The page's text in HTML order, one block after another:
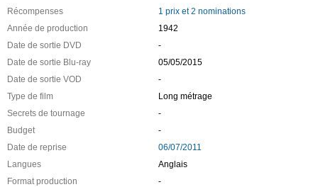
Récompenses
1 prix et 2 nominations
Année de production
1942
Date de sortie DVD
-
Date de sortie Blu-ray
05/05/2015
Date de sortie VOD
-
Type de film
Long métrage
Secrets de tournage
-
Budget
-
Date de reprise
06/07/2011
Langues
Anglais
Format production
-